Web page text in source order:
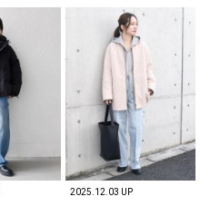
2025.12.03 UP